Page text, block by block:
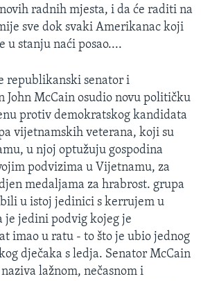
radnih mjesta, i da će raditi na
sve dok svaki Amerikanac koji
u stanju naći posao....
republikanski senator i
John McCain osudio novu političku
protiv demokratskog kandidata
vijetnamskih veterana, koji su
u njoj optužuju gospodina
podvizima u Vijetnamu, za
medaljama za hrabrost. grupa
u istoj jedinici s kerrujem u
jedini podvig kojeg je
imao u ratu - to što je ubio jednog
dječaka s ledja. Senator McCain
lažnom, nečasnom i